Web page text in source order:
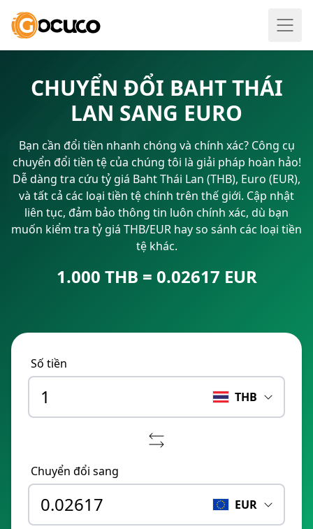
CHUYỂN ĐỔI BAHT THÁI
LAN SANG EURO
Bạn cần đổi tiền nhanh chóng và chính xác? Công cụ
chuyển đổi tiền tệ của chúng tôi là giải pháp hoàn hảo!
Dễ dàng tra cứu tỷ giá Baht Thái Lan (THB), Euro (EUR),
và tất cả các loại tiền tệ chính trên thế giới. Cập nhật
liên tục, đảm bảo thông tin luôn chính xác, dù bạn
muốn kiểm tra tỷ giá THB/EUR hay so sánh các loại tiền
tệ khác.
1.000 THB = 0.02617 EUR
Số tiền
THB
Chuyển đổi sang
EUR